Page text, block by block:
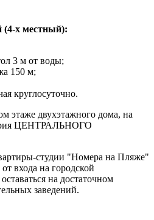
(4-х местный):
3 м от воды;
150 м;
круглосуточно.
этаже двухэтажного дома, на
ЦЕНТРАЛЬНОГО
студии "Номера на Пляже"
входа на городской
на достаточном
заведений.